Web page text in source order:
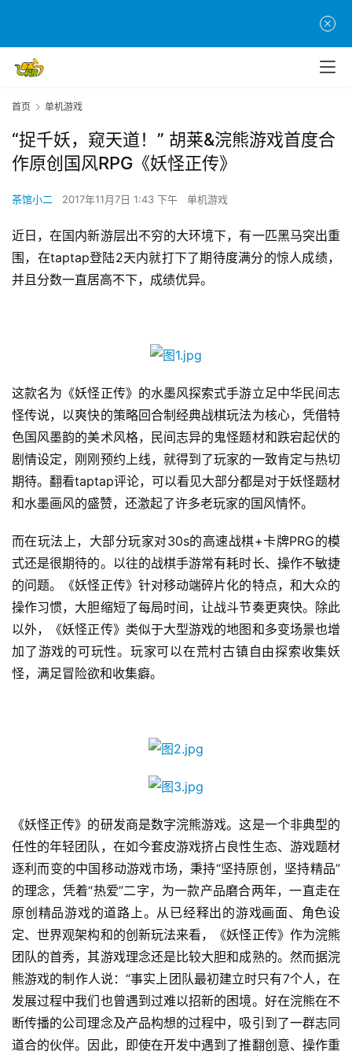
页
游
茶
原
创
游
戏
业
界
首页 单机游戏
“捉千妖，窥天道！” 胡莱&浣熊游戏首度合
作原创国风RPG《妖怪正传》
茶馆小二 2017年11月7日 1:43 下午 单机游戏
近日，在国内新游层出不穷的大环境下，有一匹黑马突出重
围，在taptap登陆2天内就打下了期待度满分的惊人成绩，
并且分数一直居高不下，成绩优异。
这款名为《妖怪正传》的水墨风探索式手游立足中华民间志
怪传说，以爽快的策略回合制经典战棋玩法为核心，凭借特
色国风墨韵的美术风格，民间志异的鬼怪题材和跌宕起伏的
剧情设定，刚刚预约上线，就得到了玩家的一致肯定与热切
期待。翻看taptap评论，可以看见大部分都是对于妖怪题材
和水墨画风的盛赞，还激起了许多老玩家的国风情怀。
而在玩法上，大部分玩家对30s的高速战棋+卡牌PRG的模
式还是很期待的。以往的战棋手游常有耗时长、操作不敏捷
的问题。《妖怪正传》针对移动端碎片化的特点，和大众的
操作习惯，大胆缩短了每局时间，让战斗节奏更爽快。除此
以外，《妖怪正传》类似于大型游戏的地图和多变场景也增
加了游戏的可玩性。玩家可以在荒村古镇自由探索收集妖
怪，满足冒险欲和收集癖。
《妖怪正传》的研发商是数字浣熊游戏。这是一个非典型的
任性的年轻团队，在如今套皮游戏挤占良性生态、游戏题材
逐利而变的中国移动游戏市场，秉持“坚持原创，坚持精品”
的理念，凭着“热爱”二字，为一款产品磨合两年，一直走在
原创精品游戏的道路上。从已经释出的游戏画面、角色设
定、世界观架构和的创新玩法来看，《妖怪正传》作为浣熊
团队的首秀，其游戏理念还是比较大胆和成熟的。然而据浣
熊游戏的制作人说：“事实上团队最初建立时只有7个人，在
发展过程中我们也曾遇到过难以招新的困境。好在浣熊在不
断传播的公司理念及产品构想的过程中，吸引到了一群志同
道合的伙伴。因此，即使在开发中遇到了推翻创意、操作重